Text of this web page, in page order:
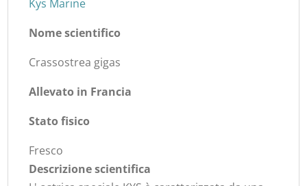
Kys Marine
Nome scientifico
Crassostrea gigas
Allevato in Francia
Stato fisico
Fresco
Descrizione scientifica